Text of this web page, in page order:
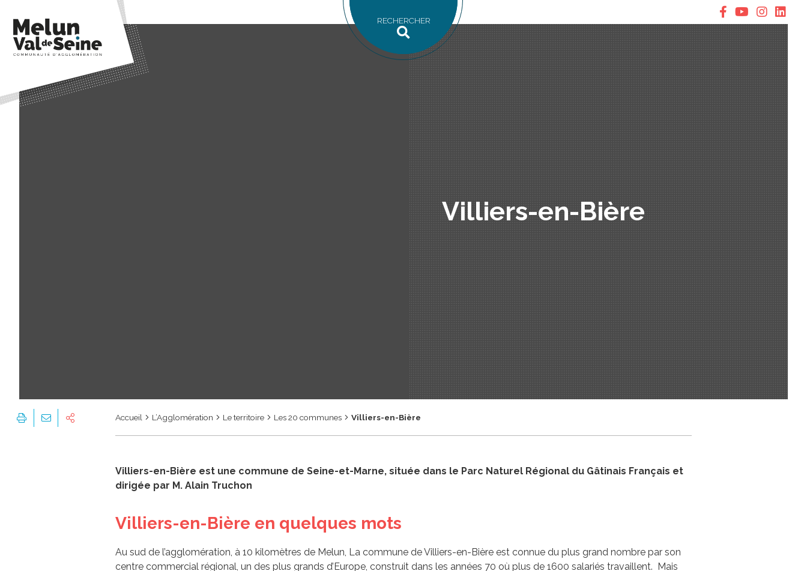
RECHERCHER
Villiers-en-Bière
Accueil L’Agglomération Le territoire Les 20 communes Villiers-en-Bière
Villiers-en-Bière est une commune de Seine-et-Marne, située dans le Parc Naturel Régional du Gâtinais Français et
dirigée par M. Alain Truchon
Villiers-en-Bière en quelques mots
Au sud de l’agglomération, à 10 kilomètres de Melun, La commune de Villiers-en-Bière est connue du plus grand nombre par son
centre commercial régional, un des plus grands d’Europe, construit dans les années 70 où plus de 1600 salariés travaillent. Mais